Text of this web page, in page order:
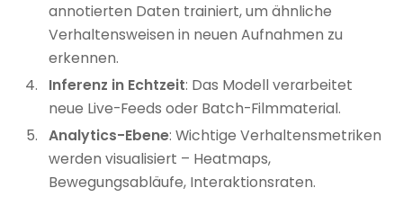
annotierten Daten trainiert, um ähnliche
Verhaltensweisen in neuen Aufnahmen zu
erkennen.
Inferenz in Echtzeit: Das Modell verarbeitet
neue Live-Feeds oder Batch-Filmmaterial.
Analytics-Ebene: Wichtige Verhaltensmetriken
werden visualisiert – Heatmaps,
Bewegungsabläufe, Interaktionsraten.